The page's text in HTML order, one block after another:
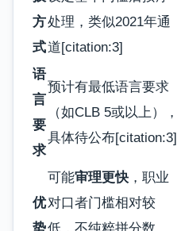
方
式
处理，类似2021年通
道[citation:3]
语
言
要
求
预计有最低语言要求
（如CLB 5或以上），
具体待公布[citation:3]
优
可能审理更快 ，职业
对口者门槛相对较